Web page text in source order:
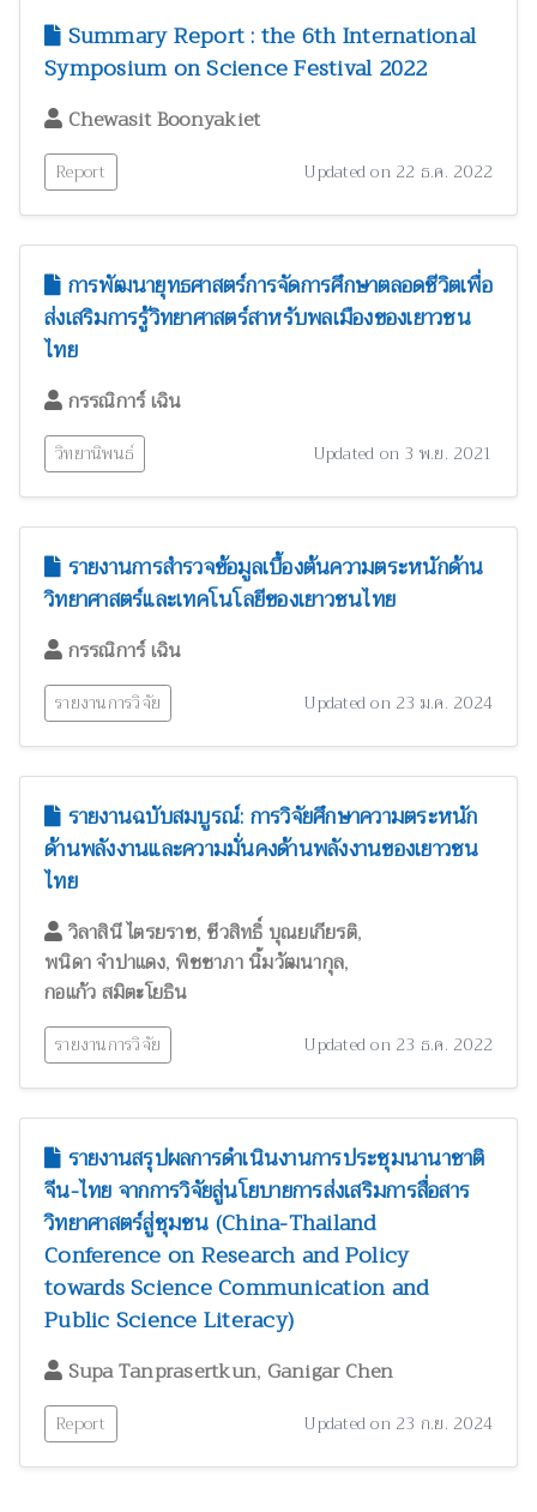
Summary Report : the 6th International
Symposium on Science Festival 2022
Chewasit Boonyakiet
Report Updated on 22 ธ.ค. 2022
การพัฒนายุทธศาสตร์การจัดการศึกษาตลอดชีวิตเพื่อ
ส่งเสริมการรู้วิทยาศาสตร์สาหรับพลเมืองของเยาวชน
ไทย
กรรณิการ์ เฉิน
วิทยานิพนธ์ Updated on 3 พ.ย. 2021
รายงานการสำรวจข้อมูลเบื้องต้นความตระหนักด้าน
วิทยาศาสตร์และเทคโนโลยีของเยาวชนไทย
กรรณิการ์ เฉิน
รายงานการวิจัย Updated on 23 ม.ค. 2024
รายงานฉบับสมบูรณ์: การวิจัยศึกษาความตระหนัก
ด้านพลังงานและความมั่นคงด้านพลังงานของเยาวชน
ไทย
วิลาสินี ไตรยราช, ชีวสิทธิ์ บุณยเกียรติ,
พนิดา จำปาแดง, พิชชาภา นิ้มวัฒนากุล,
กอแก้ว สมิตะโยธิน
รายงานการวิจัย Updated on 23 ธ.ค. 2022
รายงานสรุปผลการดำเนินงานการประชุมนานาชาติ
จีน-ไทย จากการวิจัยสู่นโยบายการส่งเสริมการสื่อสาร
วิทยาศาสตร์สู่ชุมชน (China-Thailand
Conference on Research and Policy
towards Science Communication and
Public Science Literacy)
Supa Tanprasertkun, Ganigar Chen
Report Updated on 23 ก.ย. 2024